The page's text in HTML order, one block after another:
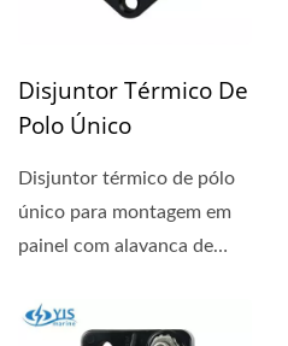
Disjuntor Térmico De
Polo Único
Disjuntor térmico de pólo
único para montagem em
painel com alavanca de